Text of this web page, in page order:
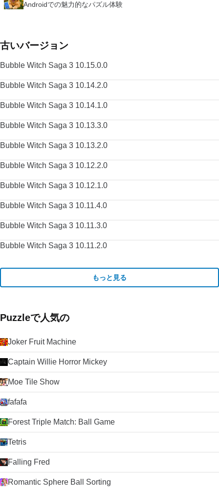
Androidでの魅力的なパズル体験
古いバージョン
Bubble Witch Saga 3 10.15.0.0
Bubble Witch Saga 3 10.14.2.0
Bubble Witch Saga 3 10.14.1.0
Bubble Witch Saga 3 10.13.3.0
Bubble Witch Saga 3 10.13.2.0
Bubble Witch Saga 3 10.12.2.0
Bubble Witch Saga 3 10.12.1.0
Bubble Witch Saga 3 10.11.4.0
Bubble Witch Saga 3 10.11.3.0
Bubble Witch Saga 3 10.11.2.0
もっと見る
Puzzleで人気の
Joker Fruit Machine
Captain Willie Horror Mickey
Moe Tile Show
fafafa
Forest Triple Match: Ball Game
Tetris
Falling Fred
Romantic Sphere Ball Sorting